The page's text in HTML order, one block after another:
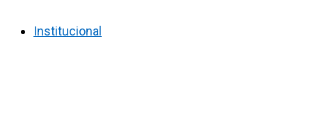
Institucional